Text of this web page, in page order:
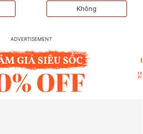
Không